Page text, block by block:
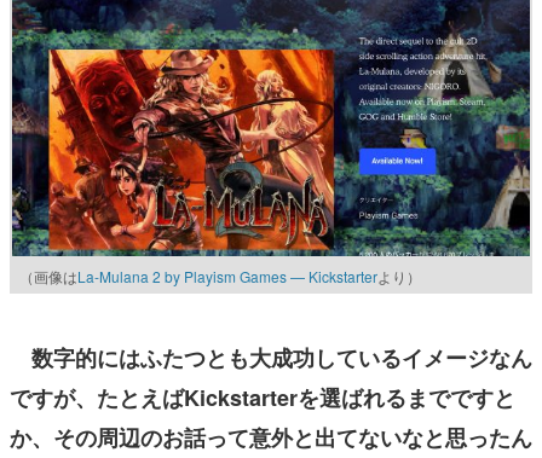
（画像はLa-Mulana 2 by Playism Games — Kickstarterより）
数字的にはふたつとも大成功しているイメージなん
ですが、たとえばKickstarterを選ばれるまでですと
か、その周辺のお話って意外と出てないなと思ったん